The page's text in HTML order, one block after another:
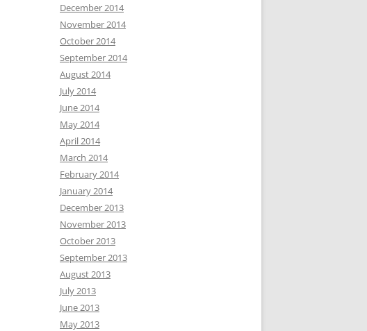
December 2014
November 2014
October 2014
September 2014
August 2014
July 2014
June 2014
May 2014
April 2014
March 2014
February 2014
January 2014
December 2013
November 2013
October 2013
September 2013
August 2013
July 2013
June 2013
May 2013